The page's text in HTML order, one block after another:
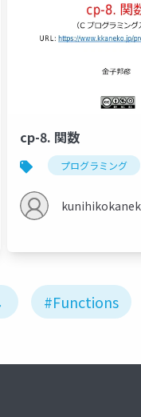
関数呼び出し
cp-8. 関数
プログラミング
#Functions